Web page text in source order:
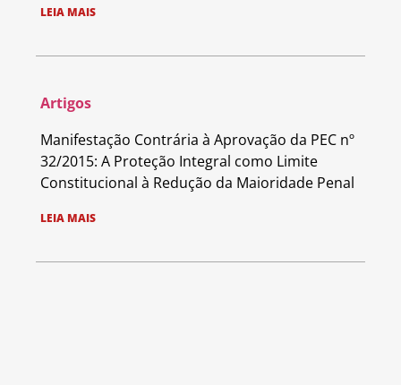
LEIA MAIS
Artigos
Manifestação Contrária à Aprovação da PEC nº
32/2015: A Proteção Integral como Limite
Constitucional à Redução da Maioridade Penal
LEIA MAIS